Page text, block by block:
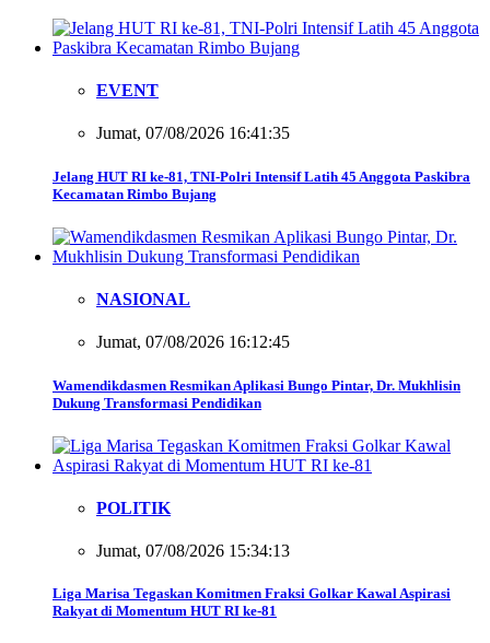
EVENT
Jumat, 07/08/2026 16:41:35
Jelang HUT RI ke-81, TNI-Polri Intensif Latih 45 Anggota Paskibra
Kecamatan Rimbo Bujang
NASIONAL
Jumat, 07/08/2026 16:12:45
Wamendikdasmen Resmikan Aplikasi Bungo Pintar, Dr. Mukhlisin
Dukung Transformasi Pendidikan
POLITIK
Jumat, 07/08/2026 15:34:13
Liga Marisa Tegaskan Komitmen Fraksi Golkar Kawal Aspirasi
Rakyat di Momentum HUT RI ke-81